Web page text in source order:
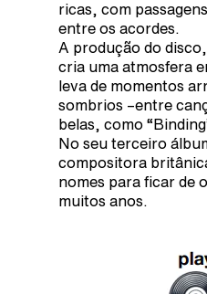
ricas, com
entre os acordes.
A produção do
cria uma atmosfera
leva de momentos
sombrios –entre
belas, como
No seu terceiro
compositora
nomes para ficar de
muitos anos.